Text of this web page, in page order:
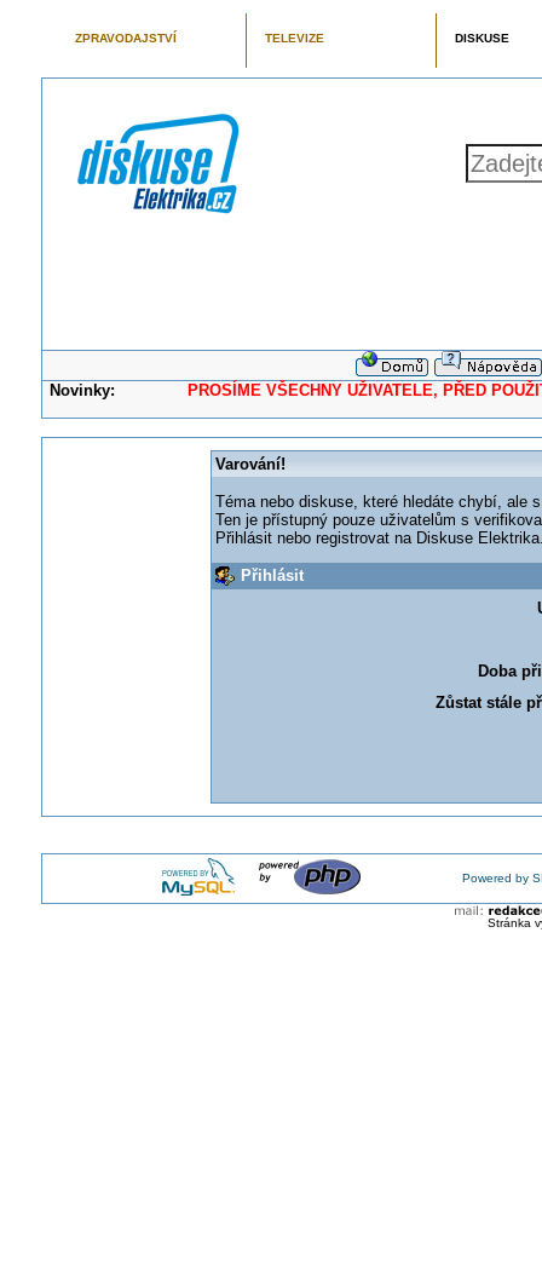
ZPRAVODAJSTVÍ TELEVIZE DISKUSE
Novinky: PROSÍME VŠECHNY UŽIVATELE, PŘED
Varování!
Téma nebo diskuse, které hledáte chybí, ale
Ten je přístupný pouze uživatelům s
Přihlásit nebo registrovat na Diskuse
Přihlásit
Doba
Zůstat stále
Powered by
Stránka